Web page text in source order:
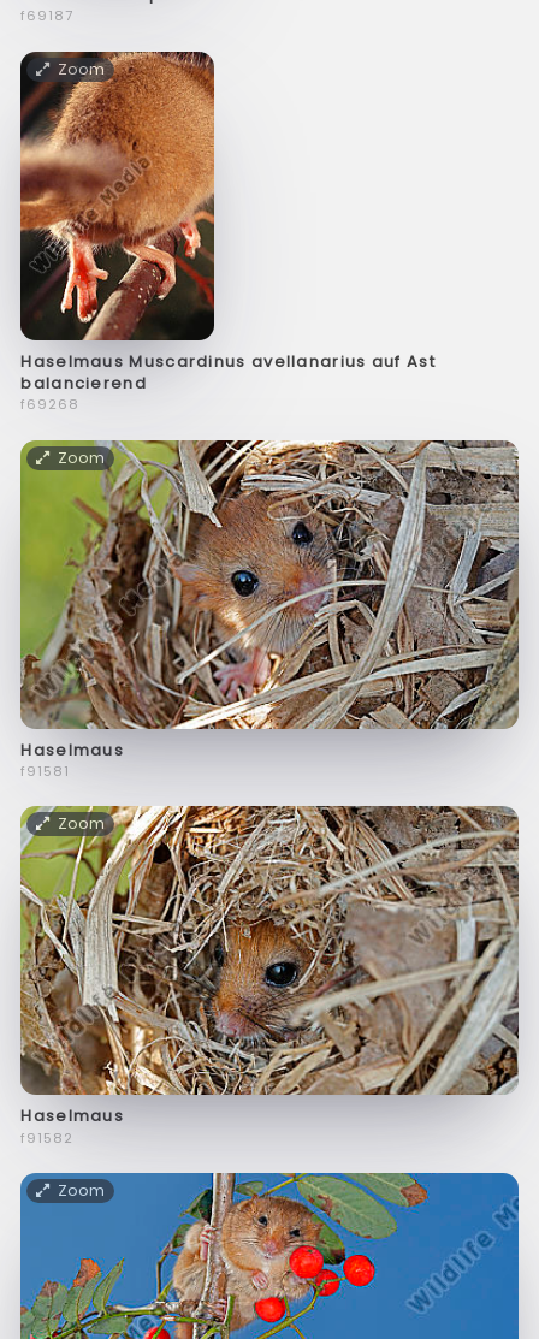
f69187
Zoom
Haselmaus Muscardinus avellanarius auf Ast
balancierend
f69268
Zoom
Haselmaus
f91581
Zoom
Haselmaus
f91582
Zoom